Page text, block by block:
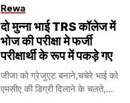
Rewa
दो मुन्ना भाई TRS कॉलेज में
भोज की परीक्षा मे फर्जी
परीक्षार्थी के रूप में पकड़े गए
जीजा को ग्रेजुएट बनाने,चचेरे भाई को
एमसीए की डिग्री दिलाने के चलते,...